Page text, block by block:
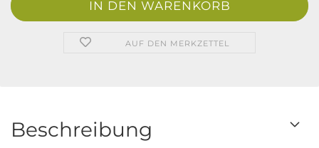
AUF DEN MERKZETTEL
Beschreibung